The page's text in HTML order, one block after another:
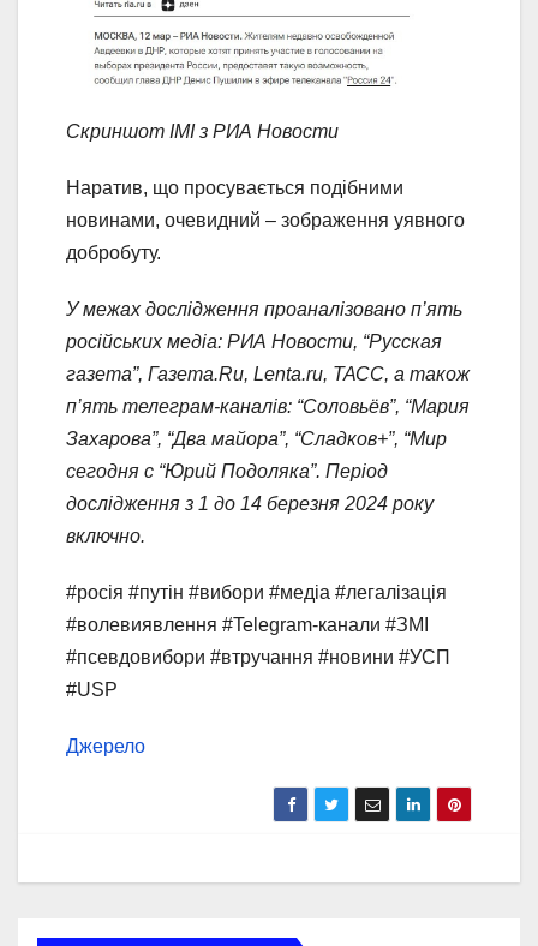
Скриншот ІМІ з РИА Новости
Наратив, що просувається подібними
новинами, очевидний – зображення уявного
добробуту.
У межах дослідження проаналізовано п’ять
російських медіа: РИА Новости, “Русская
газета”, Газета.Ru, Lenta.ru, ТАСС, а також
п’ять телеграм-каналів: “Соловьёв”, “Мария
Захарова”, “Два майора”, “Сладков+”, “Мир
сегодня с “Юрий Подоляка”. Період
дослідження з 1 до 14 березня 2024 року
включно.
#росія #путін #вибори #медіа #легалізація
#волевиявлення #Telegram-канали #ЗМІ
#псевдовибори #втручання #новини #УСП
#USP
Джерело